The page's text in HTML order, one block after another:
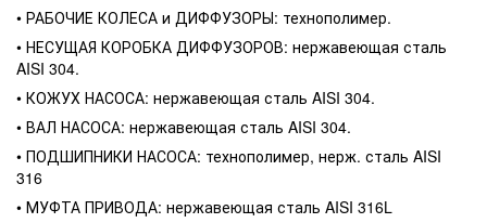
• РАБОЧИЕ КОЛЕСА и ДИФФУЗОРЫ: технополимер.
• НЕСУЩАЯ КОРОБКА ДИФФУЗОРОВ: нержавеющая сталь
AISI 304.
• КОЖУХ НАСОСА: нержавеющая сталь AISI 304.
• ВАЛ НАСОСА: нержавеющая сталь AISI 304.
• ПОДШИПНИКИ НАСОСА: технополимер, нерж. сталь AISI
316
• МУФТА ПРИВОДА: нержавеющая сталь AISI 316L